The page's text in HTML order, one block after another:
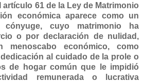
artículo 61 de la Ley de Matrimonio
económica aparece como un
cuyo matrimonio ha
o por declaración de nulidad,
económico, como
al cuidado de la prole o
de hogar común que le impidió
remunerada o lucrativa